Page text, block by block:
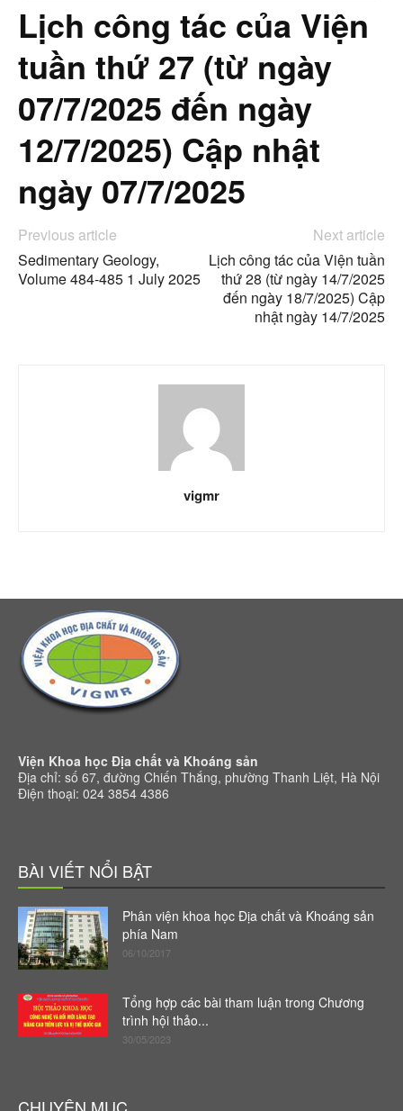
Lịch công tác của Viện
tuần thứ 27 (từ ngày
07/7/2025 đến ngày
12/7/2025) Cập nhật
ngày 07/7/2025
Previous article
Sedimentary Geology,
Volume 484-485 1 July 2025
Next article
Lịch công tác của Viện tuần
thứ 28 (từ ngày 14/7/2025
đến ngày 18/7/2025) Cập
nhật ngày 14/7/2025
vigmr
Viện Khoa học Địa chất và Khoáng sản
Địa chỉ: số 67, đường Chiến Thắng, phường Thanh Liệt, Hà Nội
Điện thoại: 024 3854 4386
BÀI VIẾT NỔI BẬT
Phân viện khoa học Địa chất và Khoáng sản
phía Nam
06/10/2017
Tổng hợp các bài tham luận trong Chương
trình hội thảo...
30/05/2023